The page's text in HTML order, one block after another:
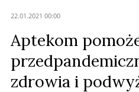
22.01.2021 00:00
Aptekom
zdrowia i